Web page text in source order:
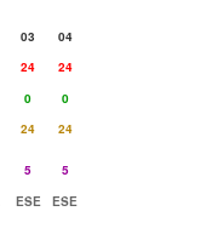
03
04
24
24
0
0
24
24
5
5
ESE
ESE